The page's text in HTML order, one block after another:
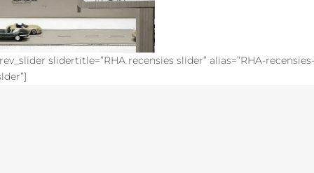
slidertitle=”RHA recensies slider” alias=”RHA-recensies-